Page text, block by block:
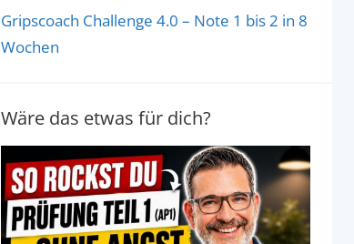
Gripscoach Challenge 4.0 – Note 1 bis 2 in 8
Wochen
Wäre das etwas für dich?